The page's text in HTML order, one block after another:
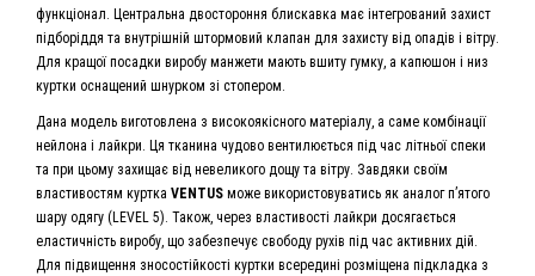
функціонал. Центральна двостороння блискавка має інтегрований захист
підборіддя та внутрішній штормовий клапан для захисту від опадів і вітру.
Для кращої посадки виробу манжети мають вшиту гумку, а капюшон і низ
куртки оснащений шнурком зі стопером.
Дана модель виготовлена з високоякісного матеріалу, а саме комбінації
нейлона і лайкри. Ця тканина чудово вентилюється під час літньої спеки
та при цьому захищає від невеликого дощу та вітру. Завдяки своїм
властивостям куртка VENTUS може використовуватись як аналог п’ятого
шару одягу (LEVEL 5). Також, через властивості лайкри досягається
еластичність виробу, що забезпечує свободу рухів під час активних дій.
Для підвищення зносостійкості куртки всередині розміщена підкладка з